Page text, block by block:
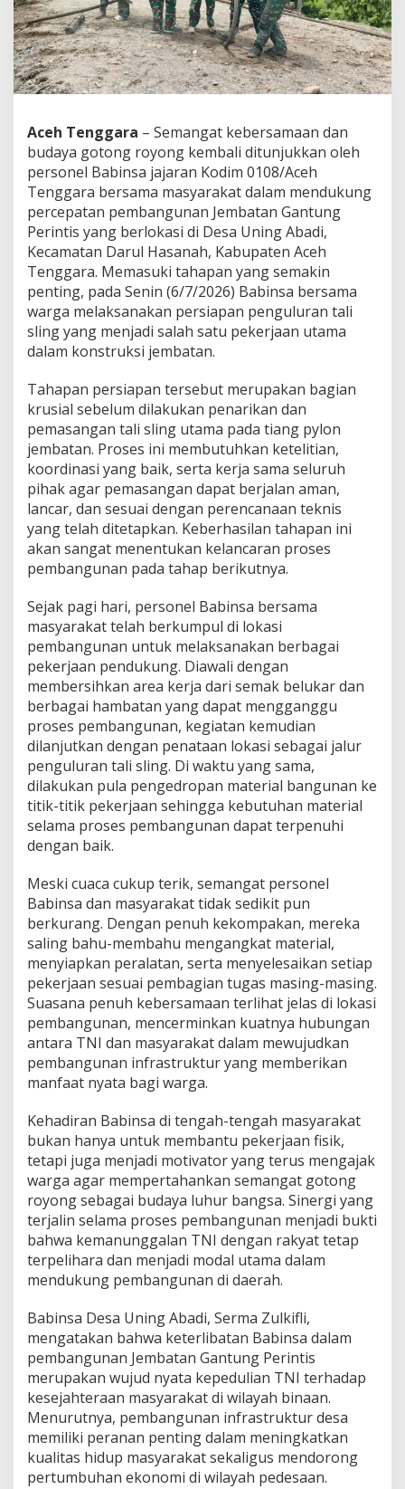
e
r
c
e
p
a
e
m
b
a
n
g
u
n
a
e
m
b
a
n
G
a
n
t
u
n
g
P
r
n
t
d
i
D
e
s
a
U
n
n
a
d
i
A
c
e
h
T
e
n
g
g
r
a
Aceh Tenggara – Semangat kebersamaan dan
budaya gotong royong kembali ditunjukkan oleh
personel Babinsa jajaran Kodim 0108/Aceh
Tenggara bersama masyarakat dalam mendukung
percepatan pembangunan Jembatan Gantung
Perintis yang berlokasi di Desa Uning Abadi,
Kecamatan Darul Hasanah, Kabupaten Aceh
Tenggara. Memasuki tahapan yang semakin
penting, pada Senin (6/7/2026) Babinsa bersama
warga melaksanakan persiapan penguluran tali
sling yang menjadi salah satu pekerjaan utama
dalam konstruksi jembatan.
Tahapan persiapan tersebut merupakan bagian
krusial sebelum dilakukan penarikan dan
pemasangan tali sling utama pada tiang pylon
jembatan. Proses ini membutuhkan ketelitian,
koordinasi yang baik, serta kerja sama seluruh
pihak agar pemasangan dapat berjalan aman,
lancar, dan sesuai dengan perencanaan teknis
yang telah ditetapkan. Keberhasilan tahapan ini
akan sangat menentukan kelancaran proses
pembangunan pada tahap berikutnya.
Sejak pagi hari, personel Babinsa bersama
masyarakat telah berkumpul di lokasi
pembangunan untuk melaksanakan berbagai
pekerjaan pendukung. Diawali dengan
membersihkan area kerja dari semak belukar dan
berbagai hambatan yang dapat mengganggu
proses pembangunan, kegiatan kemudian
dilanjutkan dengan penataan lokasi sebagai jalur
penguluran tali sling. Di waktu yang sama,
dilakukan pula pengedropan material bangunan ke
titik-titik pekerjaan sehingga kebutuhan material
selama proses pembangunan dapat terpenuhi
dengan baik.
Meski cuaca cukup terik, semangat personel
Babinsa dan masyarakat tidak sedikit pun
berkurang. Dengan penuh kekompakan, mereka
saling bahu-membahu mengangkat material,
menyiapkan peralatan, serta menyelesaikan setiap
pekerjaan sesuai pembagian tugas masing-masing.
Suasana penuh kebersamaan terlihat jelas di lokasi
pembangunan, mencerminkan kuatnya hubungan
antara TNI dan masyarakat dalam mewujudkan
pembangunan infrastruktur yang memberikan
manfaat nyata bagi warga.
Kehadiran Babinsa di tengah-tengah masyarakat
bukan hanya untuk membantu pekerjaan fisik,
tetapi juga menjadi motivator yang terus mengajak
warga agar mempertahankan semangat gotong
royong sebagai budaya luhur bangsa. Sinergi yang
terjalin selama proses pembangunan menjadi bukti
bahwa kemanunggalan TNI dengan rakyat tetap
terpelihara dan menjadi modal utama dalam
mendukung pembangunan di daerah.
Babinsa Desa Uning Abadi, Serma Zulkifli,
mengatakan bahwa keterlibatan Babinsa dalam
pembangunan Jembatan Gantung Perintis
merupakan wujud nyata kepedulian TNI terhadap
kesejahteraan masyarakat di wilayah binaan.
Menurutnya, pembangunan infrastruktur desa
memiliki peranan penting dalam meningkatkan
kualitas hidup masyarakat sekaligus mendorong
pertumbuhan ekonomi di wilayah pedesaan.